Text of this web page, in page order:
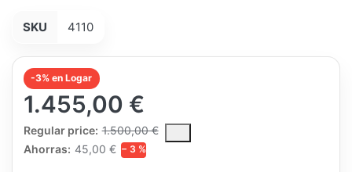
SKU 4110
-3% en Logar
1.455,00 €
Regular price: 1.500,00 €
The Regular Price is the median selling price paid by
Ahorras: 45,00 € − 3 %